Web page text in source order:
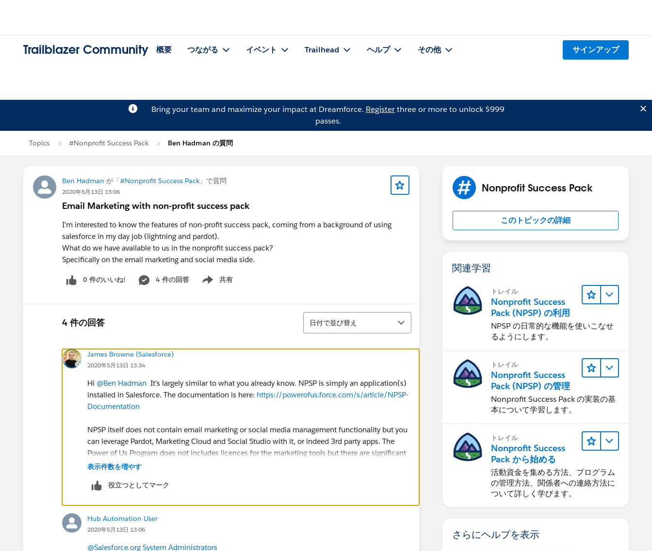
Trailblazer Community 概要 つながる イベント Trailhead ヘルプ その他 サインアップ
Bring your team and maximize your impact at Dreamforce. Registerthree or more to unlock $999
passes.
Topics #Nonprofit Success Pack Ben Hadman の質問
Ben Hadman が「#Nonprofit Success Pack 」で質問
2020年5月13日 13:06
Email Marketing with non-profit success pack
I'm interested to know the features of non-profit success pack, coming from a background of using
salesforce in my day job (lightning and pardot).
What do we have available to us in the nonprofit success pack?
Specifically on the email marketing and social media side.
0 件のいいね! 4 件の回答 共有
Show menu
4 件の回答
並び替え
日付で並び替え
James Browne (Salesforce)
2020年5月13日 13:34
Hi @Ben Hadman ​ It's largely similar to what you already know. NPSP is simply an application(s)
installed in Salesforce. The documentation is here: https://powerofus.force.com/s/article/NPSP-
Documentation
NPSP itself does not contain email marketing or social media management functionality but you
can leverage Pardot, Marketing Cloud and Social Studio with it, or indeed 3rd party apps. The
Power of Us Program does not includes licences for the marketing tools but there are significant
discounts for nonprofits:
pricing:https://powerofus.force.com/s/article/SFDO-CS-How-do-I-find-my-Account-Executive
表示件数を増やす
役立つとしてマーク
Hub Automation User
2020年5月13日 13:06
@Salesforce.org System Administrators
Nonprofit Success Pack
このトピックの詳細
関連学習
トレイル
Nonprofit Success
Pack (NPSP) の利用
NPSP の日常的な機能を使いこなせ
るようにします。
トレイル
Nonprofit Success
Pack (NPSP) の管理
Nonprofit Success Pack の実装の基
本について学習します。
トレイル
Nonprofit Success
Pack から始める
活動資金を集める方法、プログラム
の管理方法、関係者への連絡方法に
ついて詳しく学びます。
さらにヘルプを表示